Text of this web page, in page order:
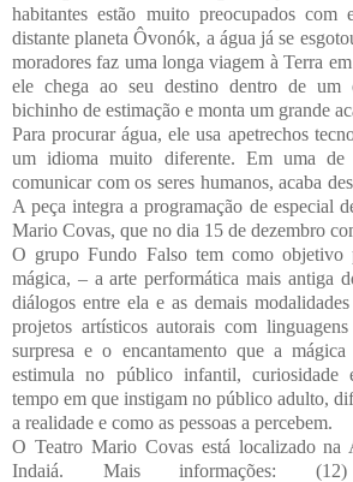
habitantes estão muito preocupados com
distante planeta Ôvonók, a água já se
moradores faz uma longa viagem à Terra
ele chega ao seu destino dentro de um
bichinho de estimação e monta um grande
Para procurar água, ele usa apetrechos
um idioma muito diferente. Em uma de
comunicar com os seres humanos, acaba
A peça integra a programação de especial
Mario Covas, que no dia 15 de dezembro
O grupo Fundo Falso tem como objetivo
mágica, – a arte performática mais antiga
diálogos entre ela e as demais
projetos artísticos autorais com
surpresa e o encantamento que a
estimula no público infantil, curiosidade
tempo em que instigam no público adulto,
a realidade e como as pessoas a percebem.
O Teatro Mario Covas está localizado na
Indaiá. Mais informações: